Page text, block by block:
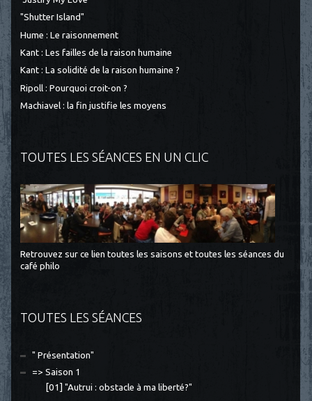
"Shutter Island"
Hume : Le raisonnement
Kant : Les failles de la raison humaine
Kant : La solidité de la raison humaine ?
Ripoll : Pourquoi croit-on ?
Machiavel : la fin justifie les moyens
TOUTES LES SÉANCES EN UN CLIC
Retrouvez sur ce lien toutes les saisons et toutes les séances du
café philo
TOUTES LES SÉANCES
" Présentation"
=> Saison 1
[01] "Autrui : obstacle à ma liberté?"